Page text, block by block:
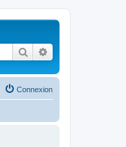
Rechercher
Connexion